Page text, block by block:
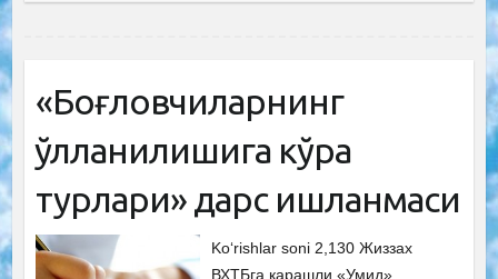
«Боғловчиларнинг
қўлланилишига кўра
турлари» дарс ишланмаси
Ko‘rishlar soni 2,130 Жиззах
ВХТБга қарашли «Умид»